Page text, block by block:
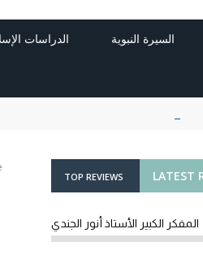
السيرة النبوية الدراسات
LATEST
TOP REVIEWS
الكبير الأستاذ أنور الجندي